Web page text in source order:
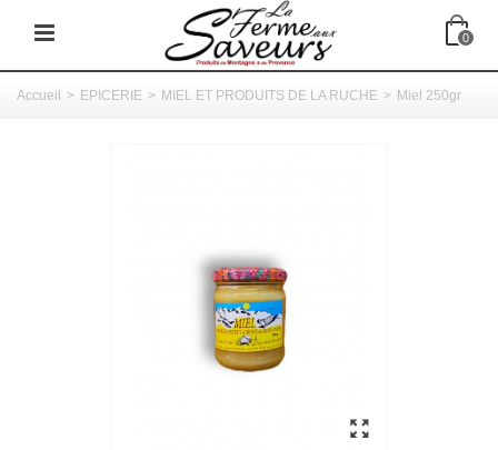
0
Accueil > EPICERIE > MIEL ET PRODUITS DE LA RUCHE > Miel 250gr